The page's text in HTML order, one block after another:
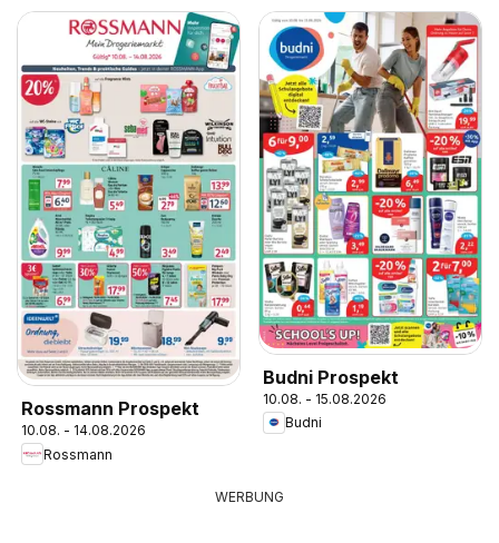
Rossmann Prospekt
10.08. - 14.08.2026
Rossmann
Budni Prospekt
10.08. - 15.08.2026
Budni
WERBUNG